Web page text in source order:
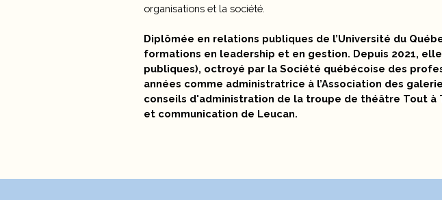
organisations et la société.
Diplômée en relations publiques de l’Université du
formations en leadership et en gestion. Depuis 2021,
publiques), octroyé par la Société québécoise des
années comme administratrice à l’Association des
conseils d'administration de la troupe de théâtre Tout à
et communication de Leucan.